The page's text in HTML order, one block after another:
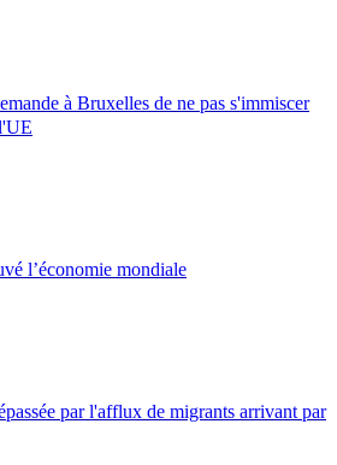
à Bruxelles de ne pas s'immiscer
l’économie mondiale
par l'afflux de migrants arrivant par